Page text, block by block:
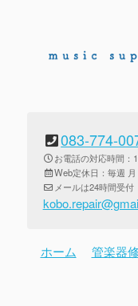
083-774-
お電話の対応時間：
Web定休日：毎週
メールは24時間受付
ホーム 管楽器